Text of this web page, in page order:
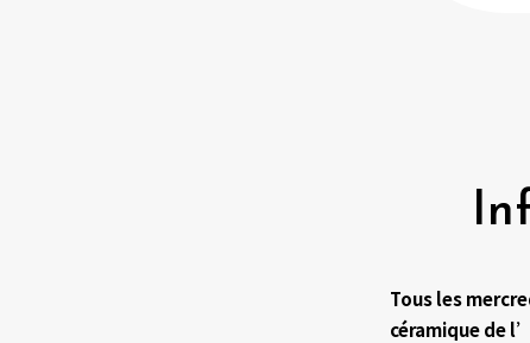
Tous les
céramique de